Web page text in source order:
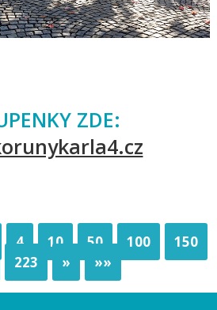
ZDE:
4 10 50 100
150
223 » »»